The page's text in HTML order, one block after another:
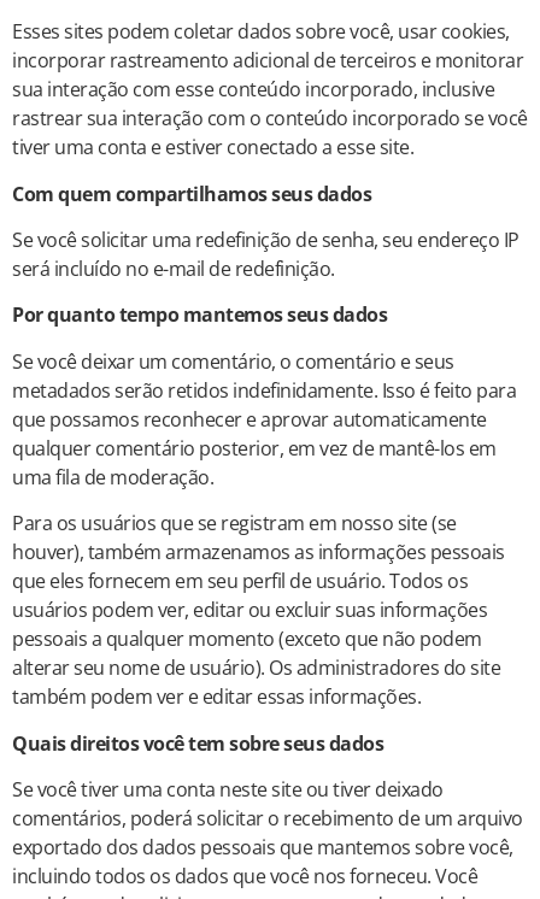
Esses sites podem coletar dados sobre você, usar cookies,
incorporar rastreamento adicional de terceiros e monitorar
sua interação com esse conteúdo incorporado, inclusive
rastrear sua interação com o conteúdo incorporado se você
tiver uma conta e estiver conectado a esse site.
Com quem compartilhamos seus dados
Se você solicitar uma redefinição de senha, seu endereço IP
será incluído no e-mail de redefinição.
Por quanto tempo mantemos seus dados
Se você deixar um comentário, o comentário e seus
metadados serão retidos indefinidamente. Isso é feito para
que possamos reconhecer e aprovar automaticamente
qualquer comentário posterior, em vez de mantê-los em
uma fila de moderação.
Para os usuários que se registram em nosso site (se
houver), também armazenamos as informações pessoais
que eles fornecem em seu perfil de usuário. Todos os
usuários podem ver, editar ou excluir suas informações
pessoais a qualquer momento (exceto que não podem
alterar seu nome de usuário). Os administradores do site
também podem ver e editar essas informações.
Quais direitos você tem sobre seus dados
Se você tiver uma conta neste site ou tiver deixado
comentários, poderá solicitar o recebimento de um arquivo
exportado dos dados pessoais que mantemos sobre você,
incluindo todos os dados que você nos forneceu. Você